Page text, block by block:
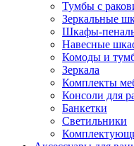
Тумбы с
Зеркальные
Шкафы-
Навесные
Комоды и
Зеркала
Комплекты
Консоли для
Банкетки
Светильники